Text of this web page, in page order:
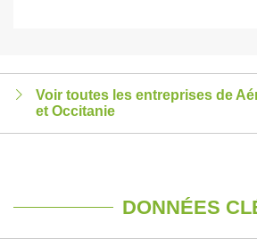
Voir toutes les entreprises de
et Occitanie
DONNÉES